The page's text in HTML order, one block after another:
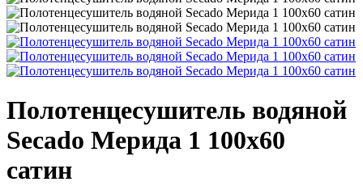
Полотенцесушитель водяной
Secado Мерида 1 100x60
сатин